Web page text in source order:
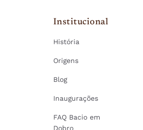
Institucional
História
Origens
Blog
Inaugurações
FAQ Bacio em
Dobro